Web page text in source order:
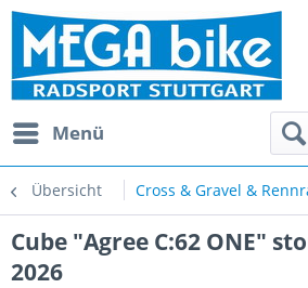
Menü
Übersicht Cross & Gravel &
Cube "Agree C:62 ONE"
2026